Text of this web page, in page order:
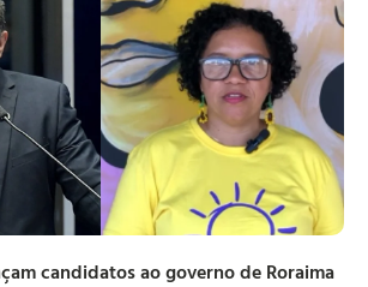
candidatos ao governo de Roraima